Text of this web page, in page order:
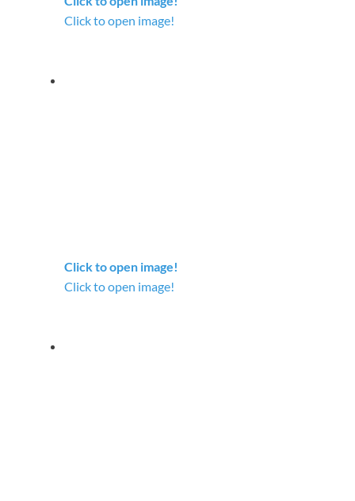
Click to open image!
Click to open image!
Click to open image!